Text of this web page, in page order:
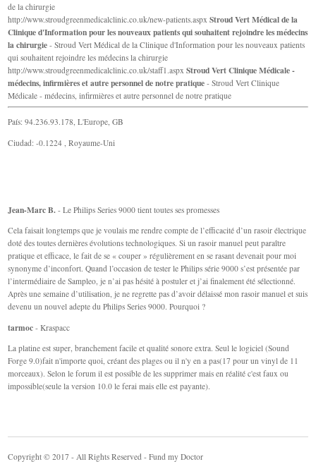
de la chirurgie
http://www.stroudgreenmedicalclinic.co.uk/new-patients.aspxStroud Vert Médical de la
Clinique d'Information pour les nouveaux patients qui souhaitent rejoindre les médecins
la chirurgie - Stroud Vert Médical de la Clinique d'Information pour les nouveaux patients
qui souhaitent rejoindre les médecins la chirurgie
http://www.stroudgreenmedicalclinic.co.uk/staff1.aspxStroud Vert Clinique Médicale -
médecins, infirmières et autre personnel de notre pratique - Stroud Vert Clinique
Médicale - médecins, infirmières et autre personnel de notre pratique
País: 94.236.93.178, L'Europe, GB
Ciudad: -0.1224 , Royaume-Uni
Jean-Marc B. - Le Philips Series 9000 tient toutes ses promesses
Cela faisait longtemps que je voulais me rendre compte de l’efficacité d’un rasoir électrique
doté des toutes dernières évolutions technologiques. Si un rasoir manuel peut paraître
pratique et efficace, le fait de se « couper » régulièrement en se rasant devenait pour moi
synonyme d’inconfort. Quand l’occasion de tester le Philips série 9000 s’est présentée par
l’intermédiaire de Sampleo, je n’ai pas hésité à postuler et j’ai finalement été sélectionné.
Après une semaine d’utilisation, je ne regrette pas d’avoir délaissé mon rasoir manuel et suis
devenu un nouvel adepte du Philips Series 9000. Pourquoi ?
tarmoc - Kraspacc
La platine est super, branchement facile et qualité sonore extra. Seul le logiciel (Sound
Forge 9.0)fait n'importe quoi, créant des plages ou il n'y en a pas(17 pour un vinyl de 11
morceaux). Selon le forum il est possible de les supprimer mais en réalité c'est faux ou
impossible(seule la version 10.0 le ferai mais elle est payante).
Copyright © 2017 - All Rights Reserved - Fund my Doctor